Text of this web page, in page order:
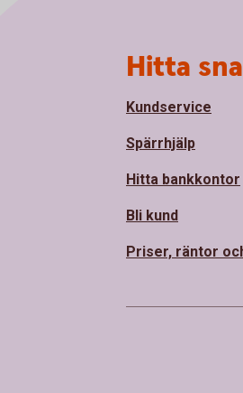
Hitta
Kundservice
Spärrhjälp
Hitta bankkontor
Bli kund
Priser, räntor